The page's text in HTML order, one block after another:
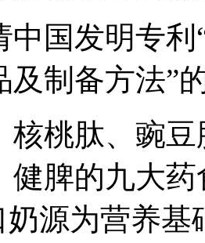
中国发明专
及制备方法”
核桃肽、豌
健脾的九大
奶源为营养